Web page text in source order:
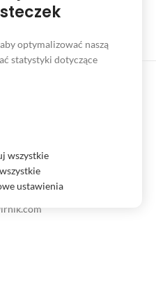
zwrot
81 60
435 379
optymalizować naszą
statystyki dotyczące
wszystkie
ustawienia